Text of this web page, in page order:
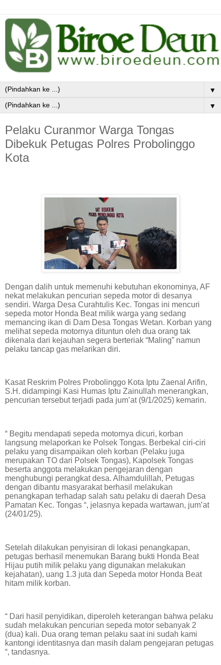
▼
▼
Pelaku Curanmor Warga Tongas
Dibekuk Petugas Polres Probolinggo
Kota
Dengan dalih untuk memenuhi kebutuhan ekonominya, AF
nekat melakukan pencurian sepeda motor di desanya
sendiri. Warga Desa Curahtulis Kec. Tongas ini mencuri
sepeda motor Honda Beat milik warga yang sedang
memancing ikan di Dam Desa Tongas Wetan. Korban yang
melihat sepeda motornya dituntun oleh dua orang tak
dikenala dari kejauhan segera berteriak “Maling” namun
pelaku tancap gas melarikan diri.
Kasat Reskrim Polres Probolinggo Kota Iptu Zaenal Arifin,
S.H. didampingi Kasi Humas Iptu Zainullah menerangkan,
pencurian tersebut terjadi pada jum’at (9/1/2025) kemarin.
“ Begitu mendapati sepeda motornya dicuri, korban
langsung melaporkan ke Polsek Tongas. Berbekal ciri-ciri
pelaku yang disampaikan oleh korban (Pelaku juga
merupakan TO dari Polsek Tongas), Kapolsek Tongas
beserta anggota melakukan pengejaran dengan
menghubungi perangkat desa. Alhamdulillah, Petugas
dengan dibantu masyarakat berhasil melakukan
penangkapan terhadap salah satu pelaku di daerah Desa
Pamatan Kec. Tongas “, jelasnya kepada wartawan, jum’at
(24/01/25).
Setelah dilakukan penyisiran di lokasi penangkapan,
petugas berhasil menemukan Barang bukti Honda Beat
Hijau putih milik pelaku yang digunakan melakukan
kejahatan), uang 1.3 juta dan Sepeda motor Honda Beat
hitam milik korban.
“ Dari hasil penyidikan, diperoleh keterangan bahwa pelaku
sudah melakukan pencurian sepeda motor sebanyak 2
(dua) kali. Dua orang teman pelaku saat ini sudah kami
kantongi identitasnya dan masih dalam pengejaran petugas
“, tandasnya.